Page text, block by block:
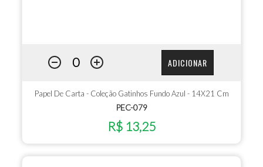
ADICIONAR
Papel De Carta - Coleção Gatinhos Fundo Azul - 14X21 Cm
PEC-079
R$ 13,25